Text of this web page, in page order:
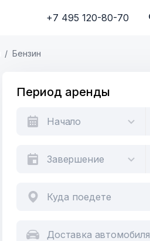
+7 495 120-80-70
Бензин
Период аренды
Куда поедете
Доставка автомобиля